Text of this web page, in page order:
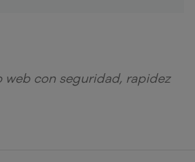
con seguridad, rapidez